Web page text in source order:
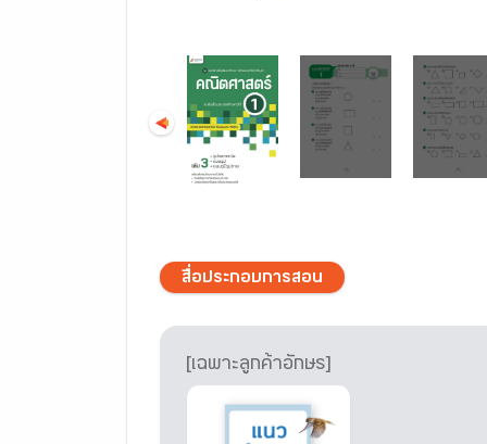
สื่อประกอบการสอน
[เฉพาะลูกค้าอักษร]